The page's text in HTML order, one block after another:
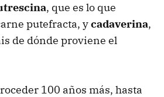
, que es lo que
putefracta, ycadaverina,
de dónde proviene el
100 años más, hasta